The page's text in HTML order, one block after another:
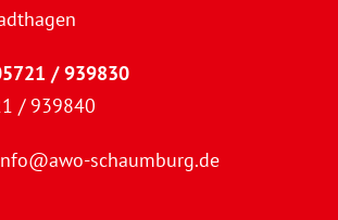
/ 939830
/ 939840
schaumburg.de